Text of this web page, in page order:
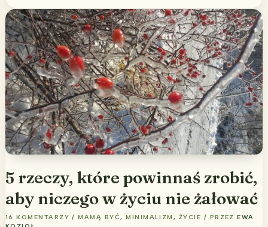
domu
ze
słomy
i
gliny
cz.1
5 rzeczy, które powinnaś zrobić,
aby niczego w życiu nie żałować
16 KOMENTARZY /MAMĄ BYĆ,MINIMALIZM , ŻYCIE / PRZEZEWA